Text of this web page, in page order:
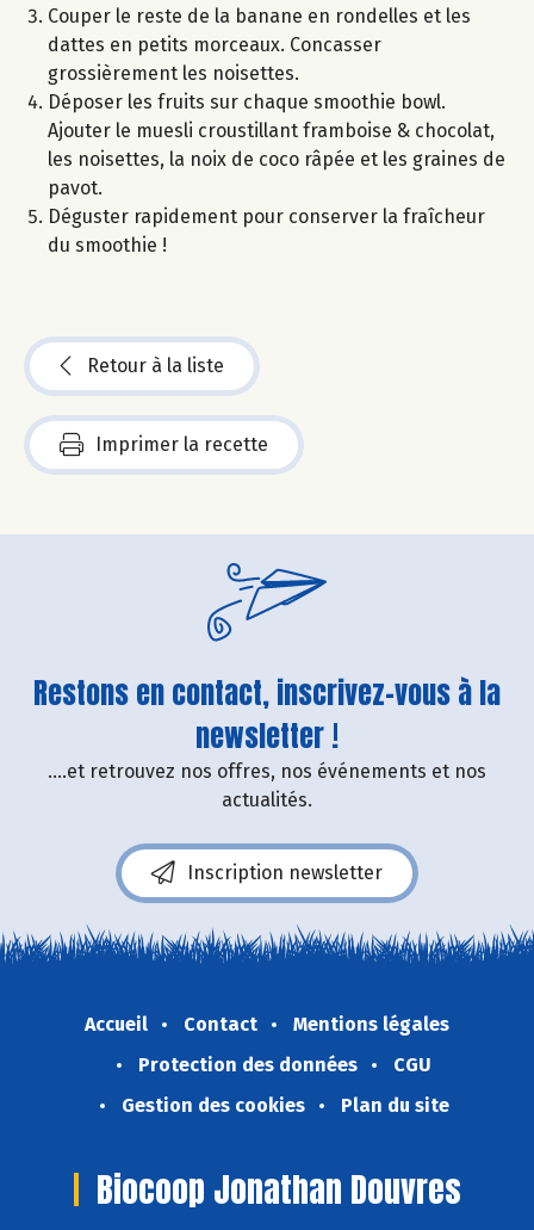
Couper le reste de la banane en rondelles et les
dattes en petits morceaux. Concasser
grossièrement les noisettes.
Déposer les fruits sur chaque smoothie bowl.
Ajouter le muesli croustillant framboise & chocolat,
les noisettes, la noix de coco râpée et les graines de
pavot.
Déguster rapidement pour conserver la fraîcheur
du smoothie !
Retour à la liste
Imprimer la recette
Restons en contact, inscrivez-vous à la
newsletter !
....et retrouvez nos offres, nos événements et nos
actualités.
Inscription newsletter
Accueil Contact
Mentions légales
Protection des données
CGU
Gestion des cookies
Plan du site
Biocoop Jonathan Douvres